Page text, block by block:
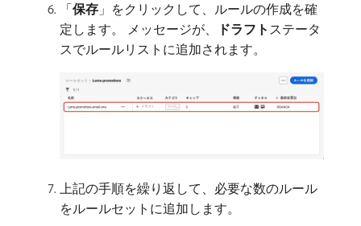
「保存 」をクリックして、ルールの作成を確
定します。 メッセージが、
ドラフト ​ステータ
スでルールリストに追加されます。
上記の手順を繰り返して、必要な数のルール
をルールセットに追加します。